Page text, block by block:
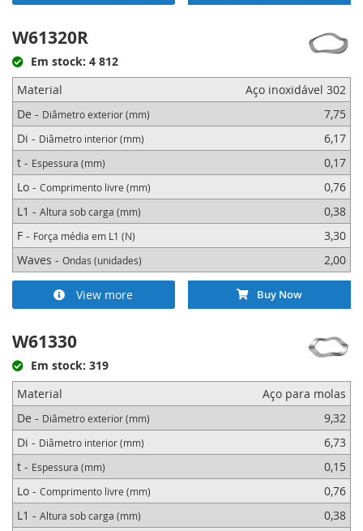
W61320R
Em stock: 4 812
Material
Aço inoxidável 302
De - Diâmetro exterior (mm)
7,75
Di - Diâmetro interior (mm)
6,17
t - Espessura (mm)
0,17
Lo - Comprimento livre (mm)
0,76
L1 - Altura sob carga (mm)
0,38
F - Força média em L1 (N)
3,30
Waves - Ondas (unidades) 2,00
View more Buy Now
W61330
Em stock: 319
Material
Aço para molas
De - Diâmetro exterior (mm)
9,32
Di - Diâmetro interior (mm)
6,73
t - Espessura (mm)
0,15
Lo - Comprimento livre (mm)
0,76
L1 - Altura sob carga (mm)
0,38